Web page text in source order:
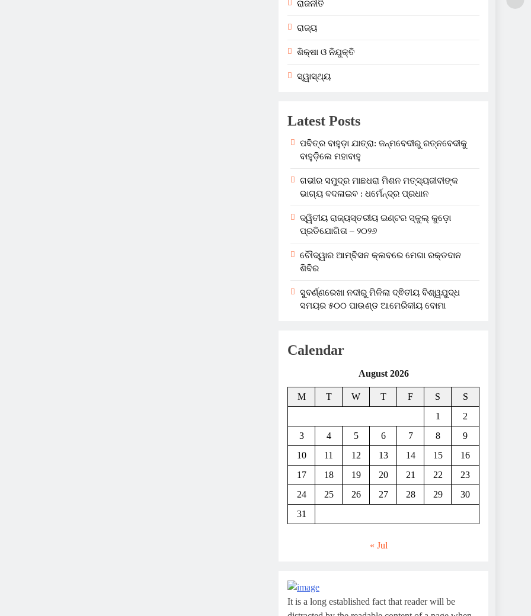
ରାଜନୀତି
ରାଜ୍ୟ
ଶିକ୍ଷା ଓ ନିଯୁକ୍ତି
ସ୍ୱାସ୍ଥ୍ୟ
Latest Posts
ପବିତ୍ର ବାହୁଡ଼ା ଯାତ୍ରା: ଜନ୍ମବେଦୀରୁ ରତ୍ନବେଦୀକୁ
ବାହୁଡ଼ିଲେ ମହାବାହୁ
ଗଭୀର ସମୁଦ୍ର ମାଛଧରା ମିଶନ ମତ୍ସ୍ୟଜୀବୀଙ୍କ
ଭାଗ୍ୟ ବଦଳାଇବ : ଧର୍ମେନ୍ଦ୍ର ପ୍ରଧାନ
ଦ୍ୱିତୀୟ ରାଜ୍ୟସ୍ତରୀୟ ଇଣ୍ଟର ସ୍କୁଲ୍ କୁଡ଼ୋ
ପ୍ରତିଯୋଗିତା – ୨୦୨୬
ଚୌଦ୍ୱାର ଆମ୍ବିସନ କ୍ଲବରେ ମେଗା ରକ୍ତଦାନ
ଶିବିର
ସୁବର୍ଣ୍ଣରେଖା ନଦୀରୁ ମିଳିଲା ଦ୍ଵିତୀୟ ବିଶ୍ୱଯୁଦ୍ଧ
ସମୟର ୫୦୦ ପାଉଣ୍ଡ ଆମେରିକୀୟ ବୋମା
Calendar
August 2026
M T W T F S
S
1
2
3
4 5 6 7 8
9
10
11 12 13 14 15
16
17
18 19 20 21 22
23
24
25 26 27 28 29
30
31
« Jul
It is a long established fact that reader will be